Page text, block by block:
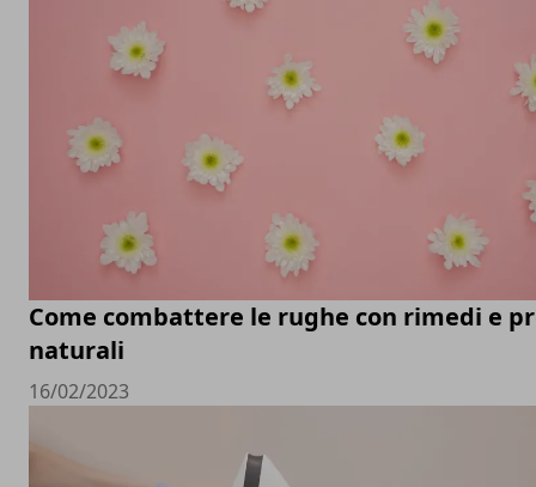
Come combattere le rughe con rimedi e
naturali
16/02/2023